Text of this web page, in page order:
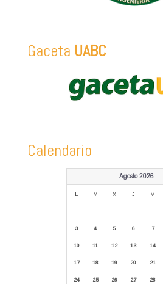
Gaceta UABC
Calendario
Agosto 2026
L M X J V
3 4 5 6 7
10 11 12 13 14
17 18 19 20 21
24 25 26 27 28